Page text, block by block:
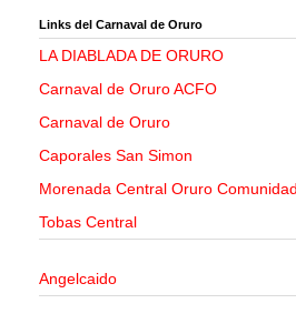
Links del Carnaval de Oruro
LA DIABLADA DE ORURO
Carnaval de Oruro ACFO
Carnaval de Oruro
Caporales San Simon
Morenada Central Oruro
Tobas Central
Angelcaido